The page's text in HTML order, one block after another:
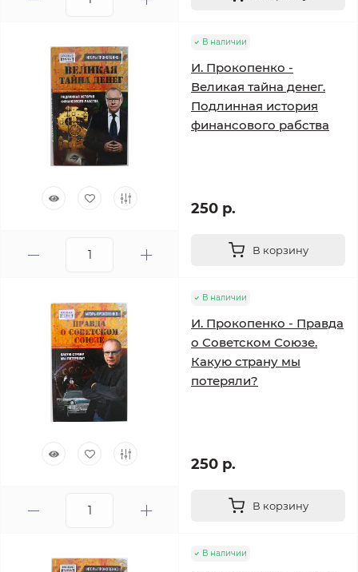
В наличии
И. Прокопенко -
Великая тайна денег.
Подлинная история
финансового рабства
250 р.
В корзину
В наличии
И. Прокопенко - Правда
о Советском Союзе.
Какую страну мы
потеряли?
250 р.
В корзину
В наличии